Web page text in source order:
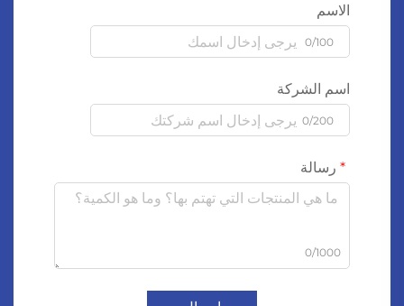
الاسم
0/100
اسم الشركة
0/200
رسالة
0/1000